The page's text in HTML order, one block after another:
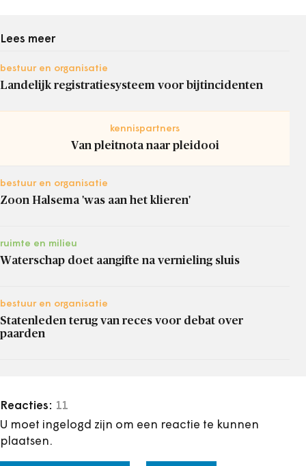
Lees meer
bestuur en organisatie
Landelijk registratiesysteem voor bijtincidenten
kennispartners
Van pleitnota naar pleidooi
bestuur en organisatie
Zoon Halsema 'was aan het klieren'
ruimte en milieu
Waterschap doet aangifte na vernieling sluis
bestuur en organisatie
Statenleden terug van reces voor debat over
paarden
Reacties: 11
U moet ingelogd zijn om een reactie te kunnen
plaatsen.